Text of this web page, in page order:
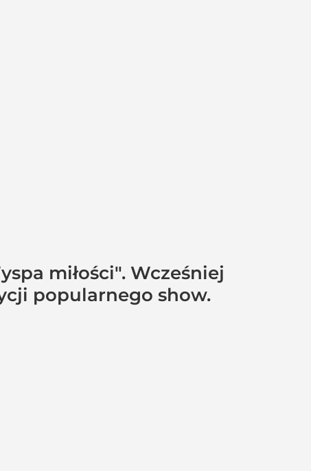
miłości". Wcześniej
popularnego show.